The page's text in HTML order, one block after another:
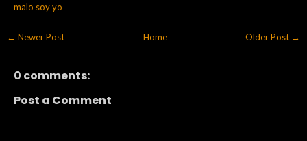
malo soy yo
← Newer Post Older Post →
Home
0 comments:
Post a Comment